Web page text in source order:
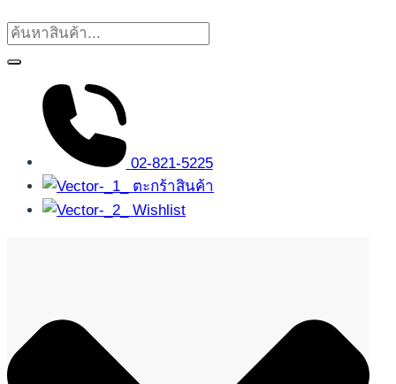
02-821-5225
ตะกร้าสินค้า
Wishlist